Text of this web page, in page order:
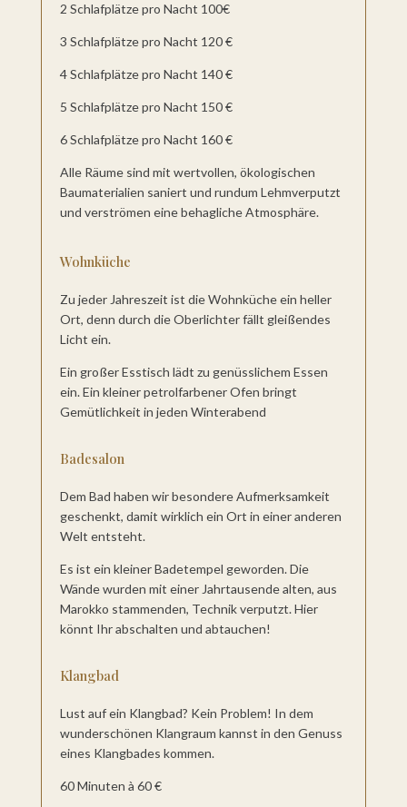
2 Schlafplätze pro Nacht 100€
3 Schlafplätze pro Nacht 120 €
4 Schlafplätze pro Nacht 140 €
5 Schlafplätze pro Nacht 150 €
6 Schlafplätze pro Nacht 160 €
Alle Räume sind mit wertvollen, ökologischen
Baumaterialien saniert und rundum Lehmverputzt
und verströmen eine behagliche Atmosphäre.
Wohnküche
Zu jeder Jahreszeit ist die Wohnküche ein heller
Ort, denn durch die Oberlichter fällt gleißendes
Licht ein.
Ein großer Esstisch lädt zu genüsslichem Essen
ein. Ein kleiner petrolfarbener Ofen bringt
Gemütlichkeit in jeden Winterabend
Badesalon
Dem Bad haben wir besondere Aufmerksamkeit
geschenkt, damit wirklich ein Ort in einer anderen
Welt entsteht.
Es ist ein kleiner Badetempel geworden. Die
Wände wurden mit einer Jahrtausende alten, aus
Marokko stammenden, Technik verputzt. Hier
könnt Ihr abschalten und abtauchen!
Klangbad
Lust auf ein Klangbad? Kein Problem! In dem
wunderschönen Klangraum kannst in den Genuss
eines Klangbades kommen.
60 Minuten à 60 €